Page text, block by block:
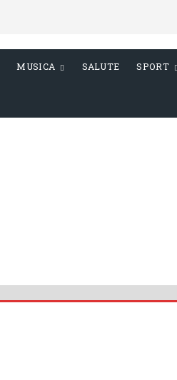
MUSICA SALUTE SPORT